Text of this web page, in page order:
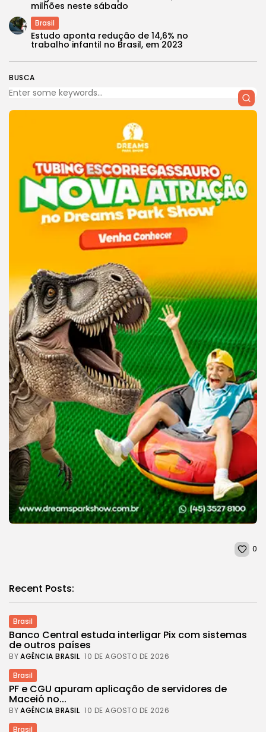
BUSCA
milhões neste sábado
Brasil
Estudo aponta redução de 14,6% no
trabalho infantil no Brasil, em 2023
0
Recent Posts:
Brasil
Banco Central estuda interligar Pix com sistemas
de outros países
BYAGÊNCIA BRASIL 10 DE AGOSTO DE 2026
Brasil
PF e CGU apuram aplicação de servidores de
Maceió no...
BYAGÊNCIA BRASIL 10 DE AGOSTO DE 2026
Brasil